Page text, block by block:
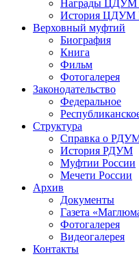
Награды ЦДУМ
История ЦДУМ
Верховный муфтий
Биография
Книга
Фильм
Фотогалерея
Законодательство
Федеральное
Структура
Справка о
История РДУМ
Муфтии России
Мечети России
Архив
Документы
Газета
Фотогалерея
Видеогалерея
Контакты